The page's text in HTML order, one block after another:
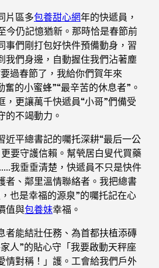
片區多包養甜心網年的快遞員，
今仍記憶猶新。那時恰是春節前
事們剛打包好快件預備動身，習
我們身邊，自動握住我們沾著塵
過春節了，我給你們賀年來
奮的小蜜蜂”“最辛苦的休息者”。
，更讓萬千快遞員“小哥”們備受
的不竭動力。
近平總書記的囑托深耕“最后一公
要守護信賴。幫煢居白叟代買藥
我垂垂清楚，快遞員不只是快件
者、鄰里溫情聯絡者。我把總書
也是幸福的源泉”的囑托記在心
值與包養妹幸福。
者能結壯任務、為首都扶植添磚
人”的貼心守「我要啟動天秤座
情對稱！」護。工會給我們戶外